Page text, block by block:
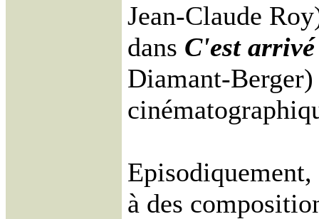
Jean-Claude
dans C'est
Diamant-
à des